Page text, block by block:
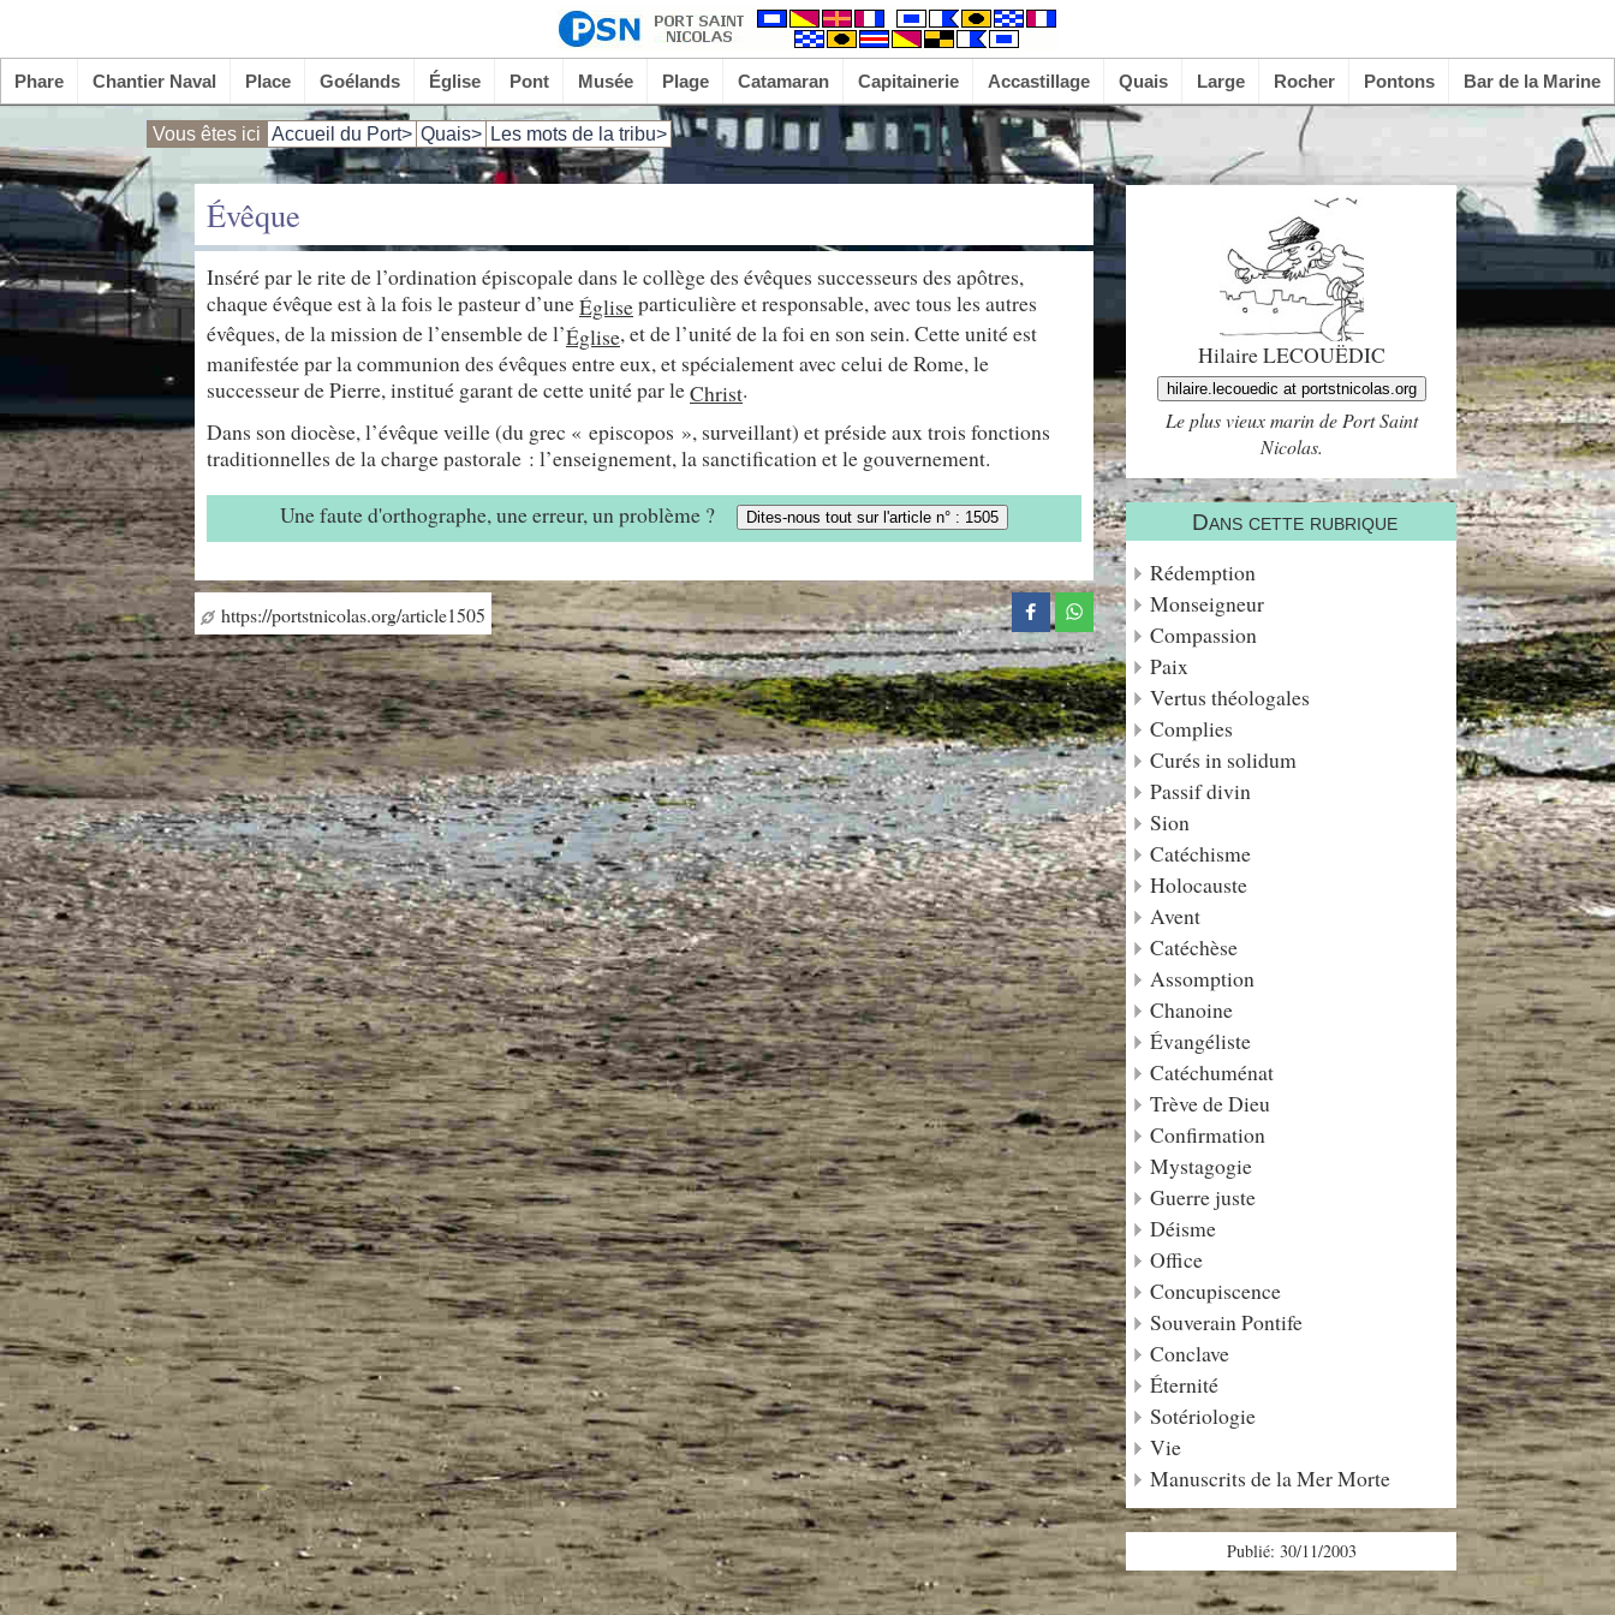
Phare Chantier Naval Place Goélands Église Pont Musée Plage Catamaran Capitainerie Accastillage Quais Large Rocher Pontons Bar de la Marine
Vous êtes ici Accueil du Port> Quais> Les mots de la tribu>
Évêque
Inséré par le rite de l’ordination épiscopale dans le collège des évêques successeurs des apôtres,
chaque évêque est à la fois le pasteur d’uneÉgliseparticulière et responsable, avec tous les autres
évêques, de la mission de l’ensemble de l’Église, et de l’unité de la foi en son sein. Cette unité est
manifestée par la communion des évêques entre eux, et spécialement avec celui de Rome, le
successeur de Pierre, institué garant de cette unité par leChrist.
Dans son diocèse, l’évêque veille (du grec « episcopos », surveillant) et préside aux trois fonctions
traditionnelles de la charge pastorale : l’enseignement, la sanctification et le gouvernement.
Une faute d'orthographe, une erreur, un problème ?
Dites-nous tout sur l'article n° : 1505
https://portstnicolas.org/article1505
Hilaire LECOUËDIC
hilaire.lecouedic at portstnicolas.org
Le plus vieux marin de Port Saint
Nicolas.
Dans cette rubrique
Rédemption
Monseigneur
Compassion
Paix
Vertus théologales
Complies
Curés in solidum
Passif divin
Sion
Catéchisme
Holocauste
Avent
Catéchèse
Assomption
Chanoine
Évangéliste
Catéchuménat
Trève de Dieu
Confirmation
Mystagogie
Guerre juste
Déisme
Office
Concupiscence
Souverain Pontife
Conclave
Éternité
Sotériologie
Vie
Manuscrits de la Mer Morte
Publié: 30/11/2003